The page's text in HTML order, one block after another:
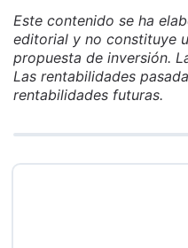
Este contenido se ha
editorial y no constituye
propuesta de inversión.
Las rentabilidades
rentabilidades futuras.